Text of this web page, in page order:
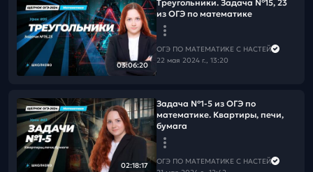
03:06:20
Треугольники. Задача №15, 23
из ОГЭ по математике
ОГЭ ПО МАТЕМАТИКЕ С НАСТЕЙ
22 мая 2024 г., 13:20
02:18:17
Задача №1-5 из ОГЭ по
математике. Квартиры, печи,
бумага
ОГЭ ПО МАТЕМАТИКЕ С НАСТЕЙ